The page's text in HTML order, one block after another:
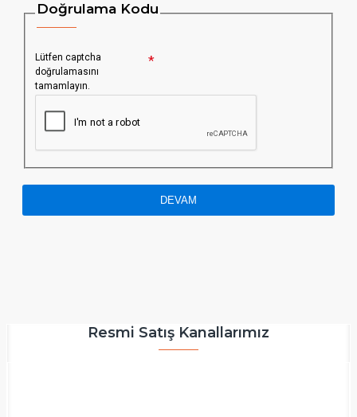
Doğrulama Kodu
Lütfen captcha
doğrulamasını
tamamlayın.
DEVAM
Resmi Satış Kanallarımız